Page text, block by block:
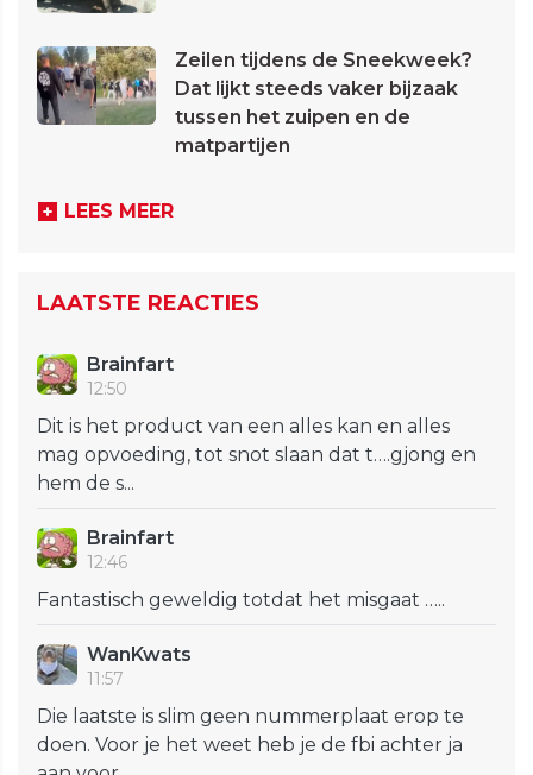
Zeilen tijdens de Sneekweek?
Dat lijkt steeds vaker bijzaak
tussen het zuipen en de
matpartijen
LEES MEER
LAATSTE REACTIES
Brainfart
12:50
Dit is het product van een alles kan en alles
mag opvoeding, tot snot slaan dat t….gjong en
hem de s...
Brainfart
12:46
Fantastisch geweldig totdat het misgaat …..
WanKwats
11:57
Die laatste is slim geen nummerplaat erop te
doen. Voor je het weet heb je de fbi achter ja